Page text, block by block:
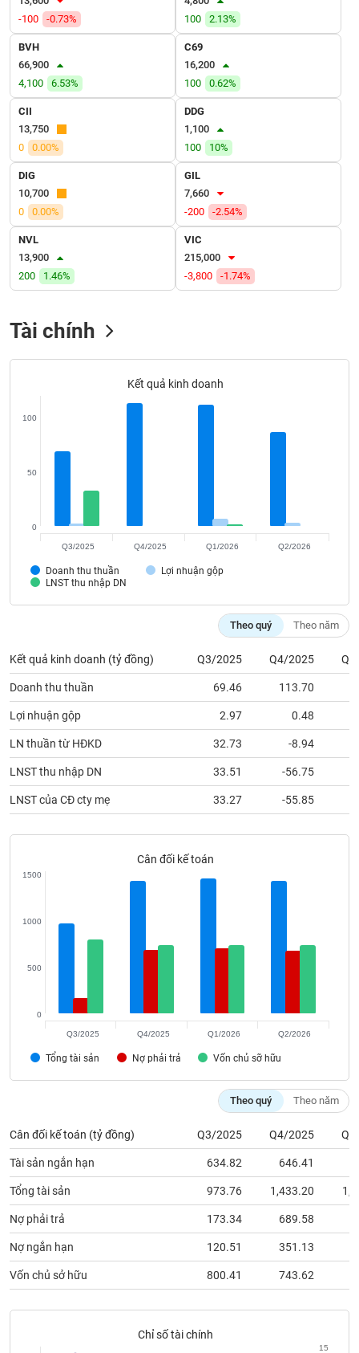
-100
-0.73%
100
2.13%
BVH
66,900
4,100
6.53%
C69
16,200
100
0.62%
CII
13,750
0
0.00%
DDG
1,100
100
10%
DIG
10,700
0
0.00%
GIL
7,660
-200
-2.54%
NVL
13,900
200
1.46%
VIC
215,000
-3,800
-1.74%
Tài chính
Kết quả kinh doanh
Doanh thu thuần
Lợi nhuận gộp
LNST thu nhập DN
0
50
100
Q3/2025 Q4/2025 Q1/2026 Q2/2026
Theo quý Theo năm
Kết quả kinh doanh (tỷ đồng) Q3/2025 Q4/2025
Doanh thu thuần 69.46 113.70
Lợi nhuận gộp 2.97 0.48
LN thuần từ HĐKD 32.73 -8.94
LNST thu nhập DN 33.51 -56.75
LNST của CĐ cty mẹ 33.27 -55.85
Cân đối kế toán
Tổng tài sản Nợ phải trả Vốn chủ sỡ hữu
0
500
1000
1500
Q3/2025 Q4/2025 Q1/2026 Q2/2026
Theo quý Theo năm
Cân đối kế toán (tỷ đồng) Q3/2025 Q4/2025
Tài sản ngắn hạn 634.82 646.41
Tổng tài sản 973.76 1,433.20
Nợ phải trả 173.34 689.58
Nợ ngắn hạn 120.51 351.13
Vốn chủ sở hữu 800.41 743.62
Chỉ số tài chính
15
VỤ
TRUYỀN
ÍCH
BẤT
ĐỘNG
SẢN
Mã
khoán
(-)
Chứng
đạo
tức
Bài
(-)
Báo
cáo
phân
tích
(-)
Thuật
ngữ
Dịch
tạo
chính
Công
cụ
đầu
tư